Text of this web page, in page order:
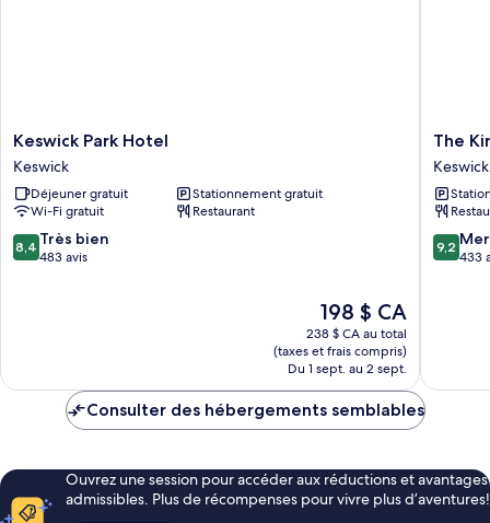
Keswick
Park
Hotel
Keswick
Keswick Park Hotel
Keswick
Déjeuner gratuit
Stationnement gratuit
Wi-Fi gratuit
Restaurant
8.4
sur
8,4 Très bien
483 avis
Le
prix
est
de
198 $ CA
198 $ CA
238 $ CA au total
(taxes et frais compris)
Du 1 sept. au 2 sept.
The
King's
Head
Inn
Keswick
The
Keswick
9.2
sur
9,2
433
Consulter des hébergements semblables
Ouvrez une session pour accéder aux réductions et avantages
admissibles. Plus de récompenses pour vivre plus d’aventures!